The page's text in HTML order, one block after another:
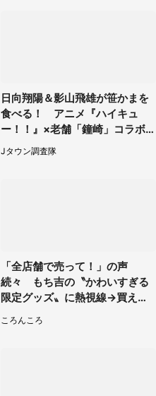
日向翔陽＆影山飛雄が笹かまを
食べる！ アニメ『ハイキュ
ー！！』×老舗「鐘崎」コラボ
で限定グッズも【8／1～31】
Jタウン調査隊
「全店舗で売って！」の声
続々 もち吉の〝かわいすぎる
限定グッズ〟に熱視線→買える
ころんころ